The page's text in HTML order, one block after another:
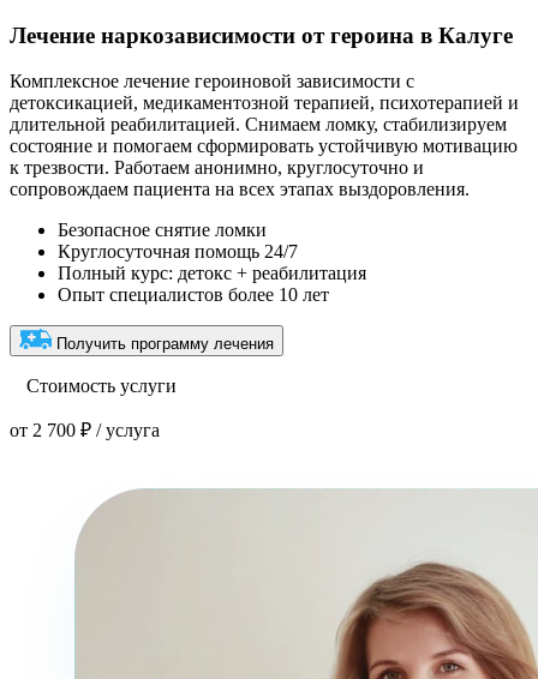
Лечение наркозависимости от героина в Калуге
Комплексное лечение героиновой зависимости с
детоксикацией, медикаментозной терапией, психотерапией и
длительной реабилитацией. Снимаем ломку, стабилизируем
состояние и помогаем сформировать устойчивую мотивацию
к трезвости. Работаем анонимно, круглосуточно и
сопровождаем пациента на всех этапах выздоровления.
Безопасное снятие ломки
Круглосуточная помощь 24/7
Полный курс: детокс + реабилитация
Опыт специалистов более 10 лет
Получить программу лечения
Стоимость услуги
от 2 700 ₽ / услуга